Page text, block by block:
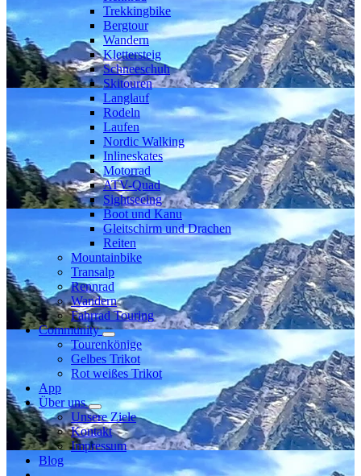
Trekkingbike
Bergtour
Wandern
Klettersteig
Schneeschuh
Skitouren
Langlauf
Rodeln
Laufen
Nordic Walking
Inlineskates
Motorrad
ATV-Quad
Sightseeing
Boot und Kanu
Gleitschirm und Drachen
Reiten
Mountainbike
Transalp
Rennrad
Wandern
Fahrrad Touring
Community
Tourenkönige
Gelbes Trikot
Rot weißes Trikot
App
Über uns
Unsere Ziele
Kontakt
Impressum
Blog